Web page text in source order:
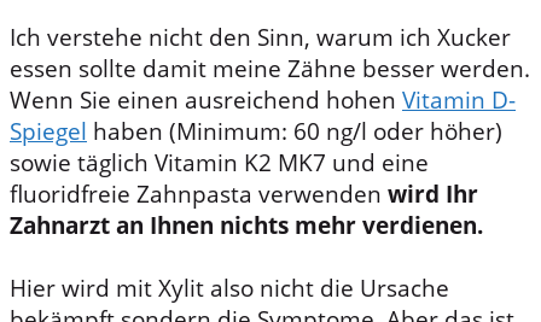
Ich verstehe nicht den Sinn, warum ich Xucker
essen sollte damit meine Zähne besser werden.
Wenn Sie einen ausreichend hohen Vitamin D-
Spiegel haben (Minimum: 60 ng/l oder höher)
sowie täglich Vitamin K2 MK7 und eine
fluoridfreie Zahnpasta verwenden wird Ihr
Zahnarzt an Ihnen nichts mehr verdienen.
Hier wird mit Xylit also nicht die Ursache